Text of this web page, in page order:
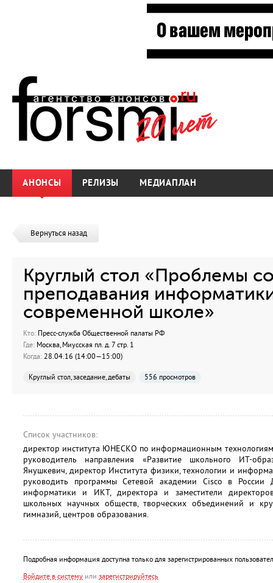
АНОНСЫ РЕЛИЗЫ МЕДИАПЛАН
Вернуться назад
Круглый стол «Проблемы
преподавания
современной школе»
Кто: Пресс-служба Общественной палаты РФ
Где: Москва, Миусская пл. д. 7 стр. 1
Когда: 28.04.16 (14:00—15:00)
Круглый стол, заседание, дебаты 556 просмотров
Список участников:
директор института ЮНЕСКО по информационным
руководитель направления «Развитие школьного ИТ-
Янушкевич, директор Института физики, технологии и
руководить программы Сетевой академии Cisco в России
информатики и ИКТ, директора и заместители
школьных научных обществ, творческих объединений и
гимназий, центров образования.
Подробная информация доступна только для зарегистрированных
Войдите в систему или зарегистрируйтесь